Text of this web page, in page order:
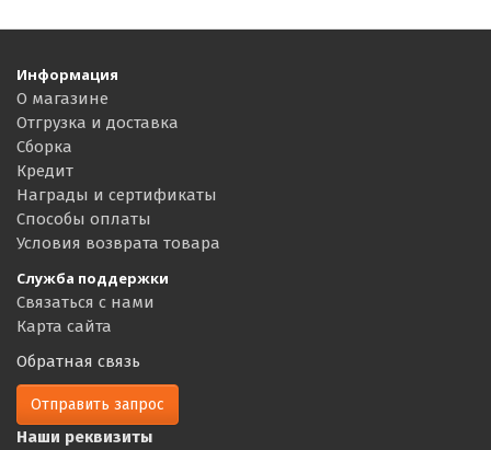
Информация
О магазине
Отгрузка и доставка
Сборка
Кредит
Награды и сертификаты
Способы оплаты
Условия возврата товара
Служба поддержки
Связаться с нами
Карта сайта
Обратная связь
Отправить запрос
Наши реквизиты